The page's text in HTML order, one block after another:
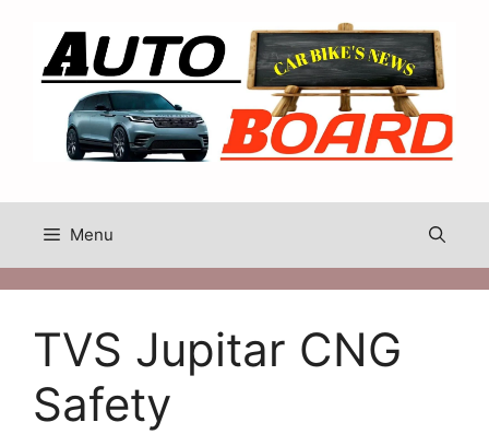
content
Menu
TVS Jupitar CNG
Safety